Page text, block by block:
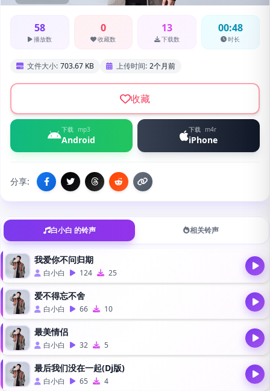
58
播放数
0
收藏数
13
下载数
00:48
时长
文件大小: 703.67 KB 上传时间: 2个月前
收藏
下载 mp3
Android
下载 m4r
iPhone
分享:
白小白 的铃声 相关铃声
我爱你不问归期
白小白 124 25
爱不得忘不舍
白小白 66 10
最美情侣
白小白 32 5
最后我们没在一起(Dj版)
白小白 65 4